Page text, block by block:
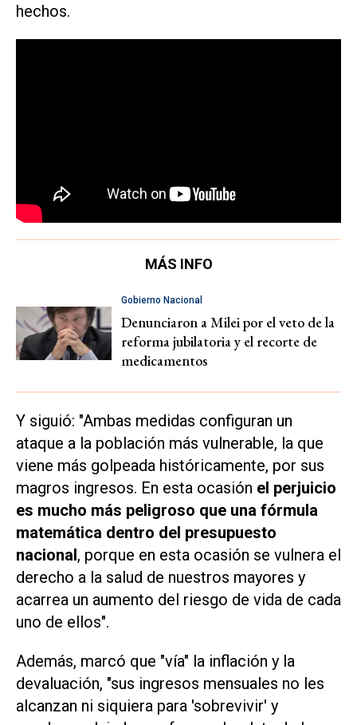
hechos.
MÁS INFO
Gobierno Nacional
Denunciaron a Milei por el veto de la
reforma jubilatoria y el recorte de
medicamentos
Y siguió: "Ambas medidas configuran un
ataque a la población más vulnerable, la que
viene más golpeada históricamente, por sus
magros ingresos. En esta ocasión el perjuicio
es mucho más peligroso que una fórmula
matemática dentro del presupuesto
nacional, porque en esta ocasión se vulnera el
derecho a la salud de nuestros mayores y
acarrea un aumento del riesgo de vida de cada
uno de ellos".
Además, marcó que "vía" la inflación y la
devaluación, "sus ingresos mensuales no les
alcanzan ni siquiera para 'sobrevivir' y